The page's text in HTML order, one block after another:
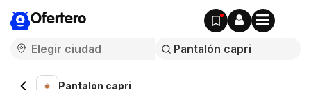
Ofertero
Pantalón capri